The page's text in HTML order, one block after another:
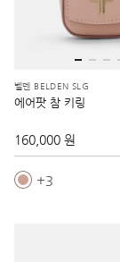
벨덴 BELDEN SLG
에어팟 참 키링
160,000 원
3